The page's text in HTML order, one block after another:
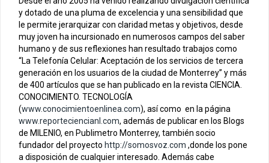
y dotado de una pluma de excelencia y una sensibilidad que
le permite jerarquizar con claridad metas y objetivos, desde
muy joven ha incursionado en numerosos campos del saber
humano y de sus reflexiones han resultado trabajos como
“La Telefonía Celular: Aceptación de los servicios de tercera
generación en los usuarios de la ciudad de Monterrey” y más
de 400 artículos que se han publicado en la revista CIENCIA.
CONOCIMIENTO. TECNOLOGÍA
(www.conocimientoenlinea.com), así como en la página
www.reporteciencianl.com, además de publicar en los Blogs
de MILENIO, en Publimetro Monterrey, también socio
fundador del proyecto http://somosvoz.com ,donde los pone
a disposición de cualquier interesado. Además cabe